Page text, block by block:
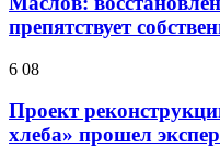
препятствует
6 08
Проект
хлеба» прошел